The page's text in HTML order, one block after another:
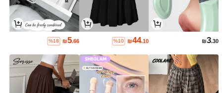
₪3.30
₪44.10
%10
₪5.66
%18